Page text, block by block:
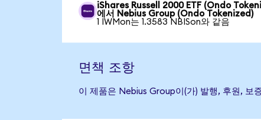
iShares Russell 2000 ETF (Ondo
에서 Nebius Group (Ondo Tokenized)
1 IWMon는 1.3583 NBISon와 같음
면책 조항
이 제품은 Nebius Group이(가) 발행, 후원, 보